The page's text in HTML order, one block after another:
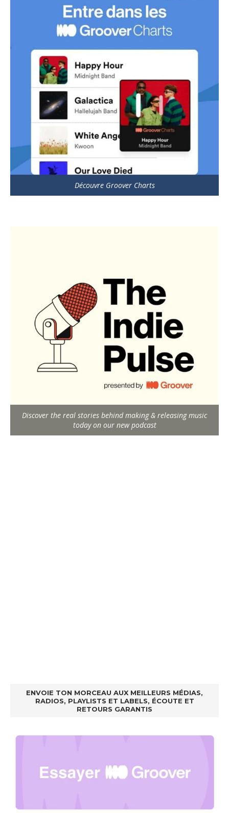
Découvre Groover Charts
Discover the real stories behind making & releasing music
today on our new podcast
ENVOIE TON MORCEAU AUX MEILLEURS MÉDIAS,
RADIOS, PLAYLISTS ET LABELS, ÉCOUTE ET
RETOURS GARANTIS